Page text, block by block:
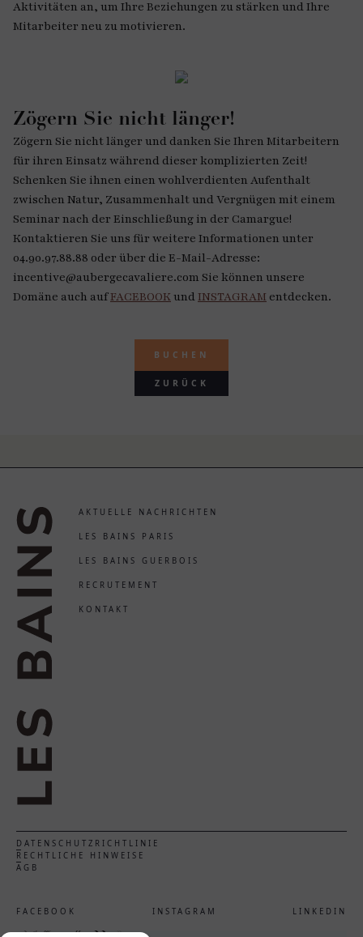
Aktivitäten an, um Ihre Beziehungen zu stärken und Ihre
Mitarbeiter neu zu motivieren.
Zögern Sie nicht länger!
Zögern Sie nicht länger und danken Sie Ihren Mitarbeitern
für ihren Einsatz während dieser komplizierten Zeit!
Schenken Sie ihnen einen wohlverdienten Aufenthalt
zwischen Natur, Zusammenhalt und Vergnügen mit einem
Seminar nach der Einschließung in der Camargue!
Kontaktieren Sie uns für weitere Informationen unter
04.90.97.88.88 oder über die E-Mail-Adresse:
incentive@aubergecavaliere.com Sie können unsere
Domäne auch aufFACEBOOK undINSTAGRAM entdecken.
BUCHEN
ZURÜCK
AKTUELLE NACHRICHTEN
LES BAINS PARIS
LES BAINS GUERBOIS
RECRUTEMENT
KONTAKT
DATENSCHUTZRICHTLINIE
RECHTLICHE HINWEISE
AGB
FACEBOOK INSTAGRAM LINKEDIN